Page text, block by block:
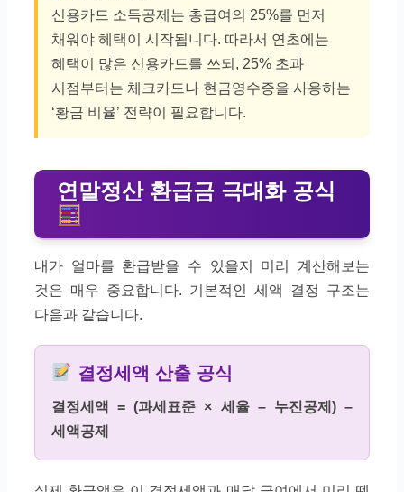
신용카드 소득공제는 총급여의 25%를 먼저
채워야 혜택이 시작됩니다. 따라서 연초에는
혜택이 많은 신용카드를 쓰되, 25% 초과
시점부터는 체크카드나 현금영수증을 사용하는
‘황금 비율’ 전략이 필요합니다.
연말정산 환급금 극대화 공식
내가 얼마를 환급받을 수 있을지 미리 계산해보는
것은 매우 중요합니다. 기본적인 세액 결정 구조는
다음과 같습니다.
결정세액 산출 공식
결정세액 = (과세표준 × 세율 – 누진공제) –
세액공제